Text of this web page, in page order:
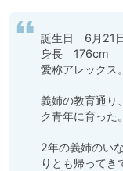
誕生日　6月21
身長　176cm
愛称アレックス。
義姉の教育通り
ク青年に育った。
2年の義姉のい
りとも帰ってき